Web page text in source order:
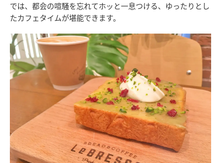
では、都会の喧騒を忘れてホッと一息つける、ゆったりとし
たカフェタイムが堪能できます。